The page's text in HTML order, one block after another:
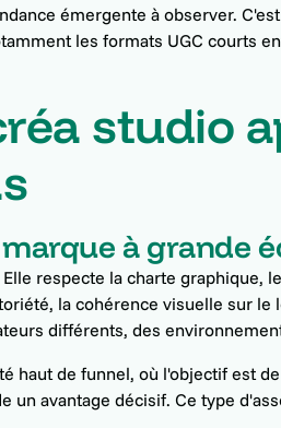
émergente à observer.
les formats UGC courts
studio
à grande
respecte la charte graphique,
la cohérence visuelle sur le
différents, des
haut de funnel, où l'objectif est
un avantage décisif. Ce type